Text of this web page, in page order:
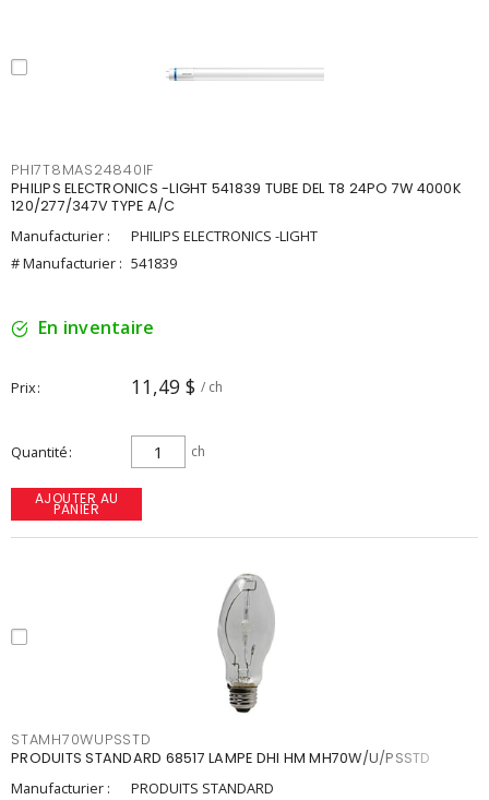
PHI7T8MAS24840IF
PHILIPS ELECTRONICS -LIGHT 541839 TUBE DEL T8 24PO 7W 4000K
120/277/347V TYPE A/C
Manufacturier :
PHILIPS ELECTRONICS -LIGHT
# Manufacturier : 541839
En inventaire
Prix 11,49 $ / ch
Quantité ch
AJOUTER AU
PANIER
STAMH70WUPSSTD
PRODUITS STANDARD 68517 LAMPE DHI HM MH70W/U/PSSTD
Manufacturier :
PRODUITS STANDARD